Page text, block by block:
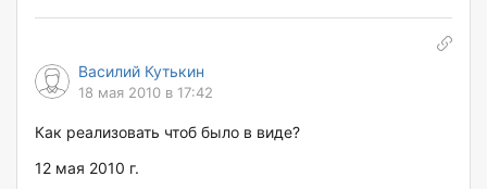
Василий Кутькин
18 мая 2010 в 17:42
Как реализовать чтоб было в виде?
12 мая 2010 г.